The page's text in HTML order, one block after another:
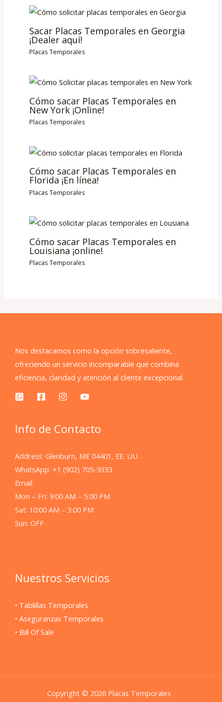
Sacar Placas Temporales en Georgia
¡Dealer aquí!
Placas Temporales
Cómo sacar Placas Temporales en
New York ¡Online!
Placas Temporales
Cómo sacar Placas Temporales en
Florida ¡En línea!
Placas Temporales
Cómo sacar Placas Temporales en
Louisiana ¡online!
Placas Temporales
Nos destacamos como la opción sobresaliente,
ofreciendo un servicio incomparable que combina
eficiencia, claridad y atención al cliente excepcional.
Info de Contacto
Address: Glenburn, ME 04401, EE. UU.
WhatsApp: +1 (902) 705-9333
Email:
Mon – Fri: 9:00 AM – 5:00 PM
Sat: 10:00 AM – 3:00 PM
Sun: OFF
Nuestros Servicios
• Tablillas Temporales
• Aseguranzas Temporales
• Bill Of Sale
Copyright © 2026 Placas Temporales